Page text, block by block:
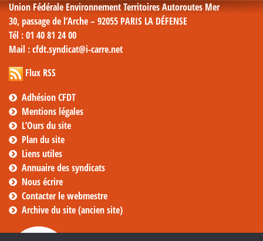
Union Fédérale Environnement Territoires Autoroutes Mer
30, passage de l’Arche – 92055 PARIS LA DÉFENSE
Tél : 01 40 81 24 00
Mail : cfdt.syndicat@i-carre.net
Flux RSS
Adhésion CFDT
Mentions légales
L’Ours du site
Plan du site
Liens utiles
Annuaire des syndicats
Nous écrire
Contacter le webmestre
Archive du site (ancien site)